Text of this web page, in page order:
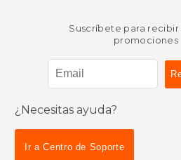
50%
dcto.
Suscríbete para recibir
promociones
¿Necesitas ayuda?
Ir a Centro de Soporte